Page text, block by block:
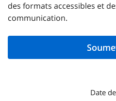
des formats accessibles et
communication.
Date